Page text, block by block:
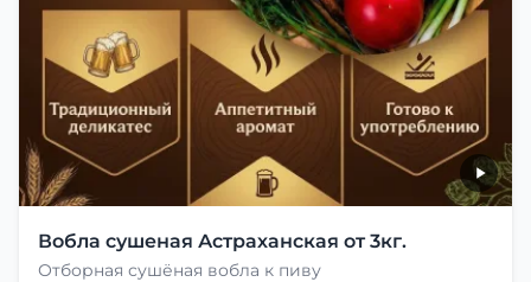
Вобла сушеная Астраханская от 3кг.
Отборная сушёная вобла к пиву